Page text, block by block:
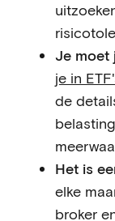
Je moet
je in
de
Het is
elke
broker